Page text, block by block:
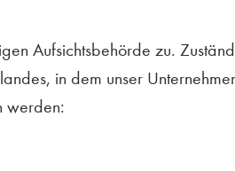
Aufsichtsbehörde zu.
in dem unser
werden: